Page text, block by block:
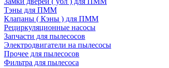
Тэны для ПММ
Клапаны ( Кэны ) для ПММ
Рециркуляционные насосы
Запчасти для пылесосов
Электродвигатели на пылесосы
Прочее для пылесосов
Фильтра для пылесоса